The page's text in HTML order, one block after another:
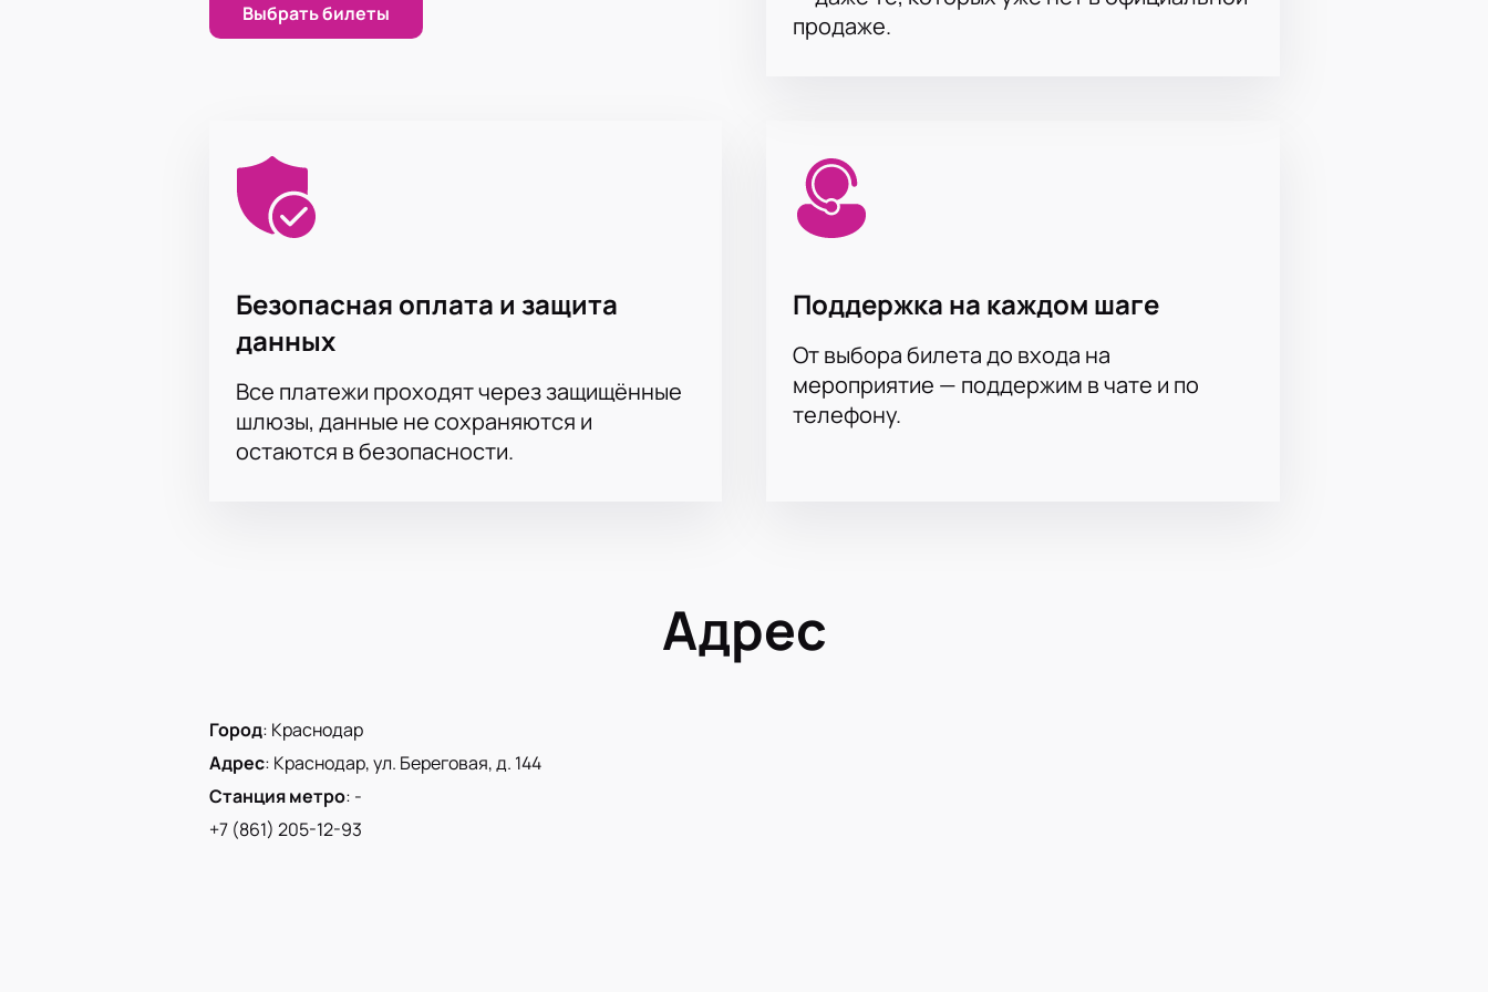
Выбрать билеты
продаже.
Безопасная оплата и защита
данных
Все платежи проходят через защищённые
шлюзы, данные не сохраняются и
остаются в безопасности.
Поддержка на каждом шаге
От выбора билета до входа на
мероприятие — поддержим в чате и по
телефону.
Адрес
Город: Краснодар
Адрес: Краснодар, ул. Береговая, д. 144
Станция метро: -
+7 (861) 205-12-93